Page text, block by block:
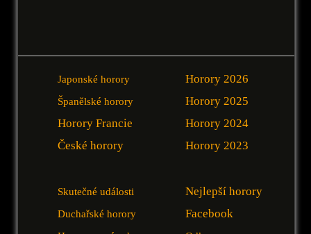
Japonské horory
Španělské horory
Horory Francie
České horory
Horory 2026
Horory 2025
Horory 2024
Horory 2023
Skutečné události
Duchařské horory
Nejlepší horory
Facebook